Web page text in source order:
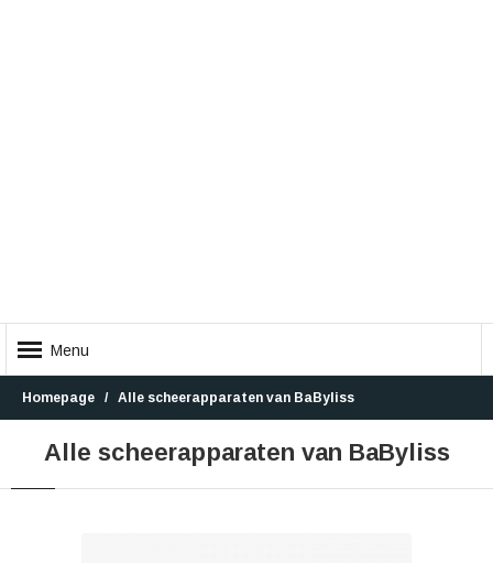
Menu
Homepage Alle scheerapparaten van BaByliss
Alle scheerapparaten van BaByliss